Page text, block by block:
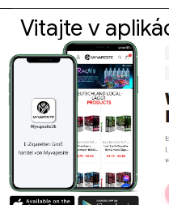
Vitajte v